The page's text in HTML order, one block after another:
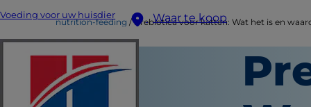
Voeding voor uw huisdier Waar te koop
nutrition-feeding Prebiotica voor katten: Wat het is en